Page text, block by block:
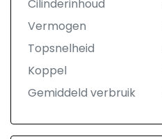
Cilinderinhoud
Vermogen
Topsnelheid
Koppel
Gemiddeld verbruik